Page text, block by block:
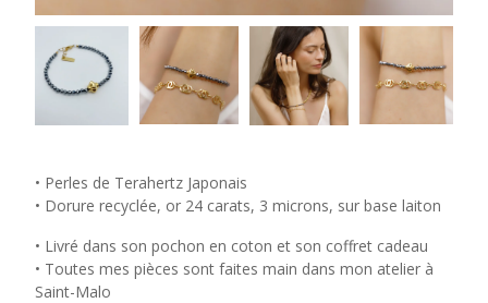
• Perles de Terahertz Japonais
• Dorure recyclée, or 24 carats, 3 microns, sur base laiton
• Livré dans son pochon en coton et son coffret cadeau
• Toutes mes pièces sont faites main dans mon atelier à
Saint-Malo